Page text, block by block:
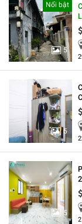
5
Nổi bật
5
5